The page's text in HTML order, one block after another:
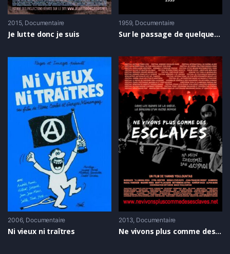
2015 Documentaire
Je lutte donc je suis
1959 Documentaire
Sur le passage de quelques personnes à travers une assez courte unité de temps
2006 Documentaire
Ni vieux ni traîtres
2013 Documentaire
Ne vivons plus comme des esclaves